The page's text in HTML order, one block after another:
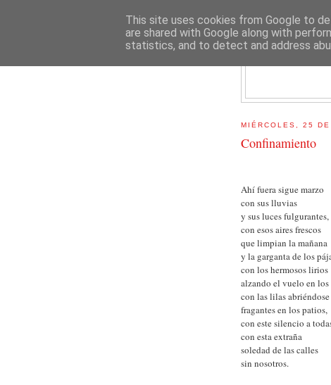
MIÉRCOLES, 25
Confinamiento
Ahí fuera sigue marzo
con sus lluvias
y sus luces fulgurantes,
con esos aires frescos
que limpian la mañana
y la garganta de los
con los hermosos lirios
alzando el vuelo en los
con las lilas abriéndose
fragantes en los patios,
con este silencio a
con esta extraña
soledad de las calles
sin nosotros.
This site uses cookies from Google to
are shared with Google along with
statistics, and to detect and address